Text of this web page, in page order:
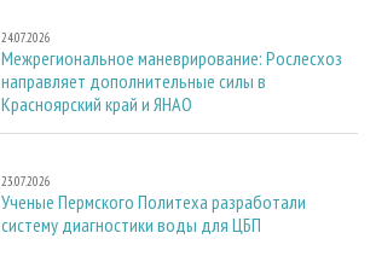
24.07.2026
Межрегиональное маневрирование: Рослесхоз
направляет дополнительные силы в
Красноярский край и ЯНАО
23.07.2026
Ученые Пермского Политеха разработали
систему диагностики воды для ЦБП